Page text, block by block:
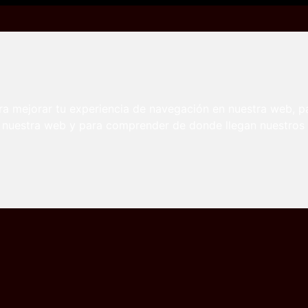
con un &quot;ricachón&quot;